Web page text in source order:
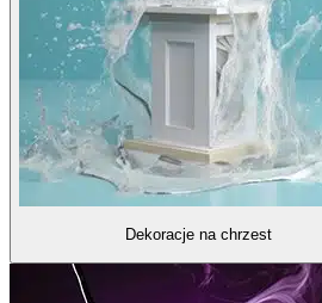
Dekoracje na chrzest